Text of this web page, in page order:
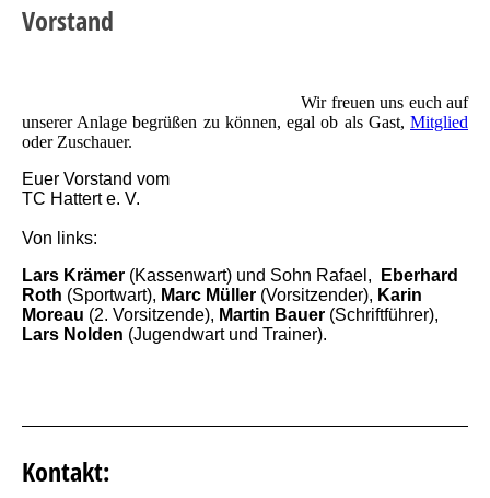
Vorstand
Wir freuen uns euch auf
unserer Anlage begrüßen zu können, egal ob als Gast, Mitglied
oder Zuschauer.
Euer Vorstand vom
TC Hattert e. V.
Von links:
Lars Krämer (Kassenwart) und Sohn Rafael,
Eberhard
Roth (Sportwart), Marc Müller (Vorsitzender), Karin
Moreau (2. Vorsitzende), Martin Bauer (Schriftführer),
Lars Nolden (Jugendwart und Trainer).
Kontakt: